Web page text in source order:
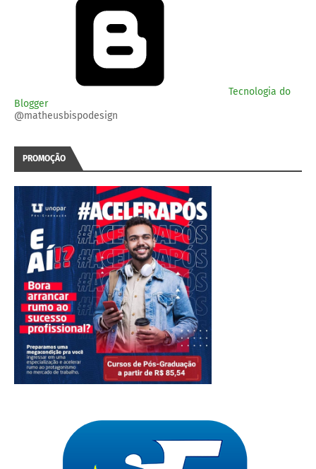
Tecnologia do
Blogger
@matheusbispodesign
PROMOÇÃO